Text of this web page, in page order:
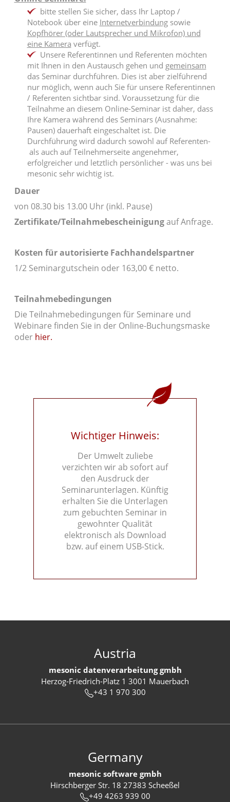
bitte stellen Sie sicher, dass Ihr Laptop /
Notebook über eine Internetverbindungsowie
Kopfhörer (oder Lautsprecher und Mikrofon) und
eine Kamera verfügt.
Unsere Referentinnen und Referenten möchten
mit Ihnen in den Austausch gehen und gemeinsam
das Seminar durchführen. Dies ist aber zielführend
nur möglich, wenn auch Sie für unsere Referentinnen
/ Referenten sichtbar sind. Voraussetzung für die
Teilnahme an diesem Online-Seminar ist daher, dass
Ihre Kamera während des Seminars (Ausnahme:
Pausen) dauerhaft eingeschaltet ist. Die
Durchführung wird dadurch sowohl auf Referenten-
als auch auf Teilnehmerseite angenehmer,
erfolgreicher und letztlich persönlicher - was uns bei
mesonic sehr wichtig ist.
Dauer
von 08.30 bis 13.00 Uhr (inkl. Pause)
Zertifikate/Teilnahmebescheinigungauf Anfrage.
Kosten für autorisierte Fachhandelspartner
1/2 Seminargutschein oder 163,00 € netto.
Teilnahmebedingungen
Die Teilnahmebedingungen für Seminare und
Webinare finden Sie in der Online-Buchungsmaske
oder hier.
Wichtiger Hinweis:
Der Umwelt zuliebe
verzichten wir ab sofort auf
den Ausdruck der
Seminarunterlagen. Künftig
erhalten Sie die Unterlagen
zum gebuchten Seminar in
gewohnter Qualität
elektronisch als Download
bzw. auf einem USB-Stick.
Austria
mesonic datenverarbeitung gmbh
Herzog-Friedrich-Platz 1 3001 Mauerbach
+43 1 970 300
Germany
mesonic software gmbh
Hirschberger Str. 18 27383 Scheeßel
+49 4263 939 00